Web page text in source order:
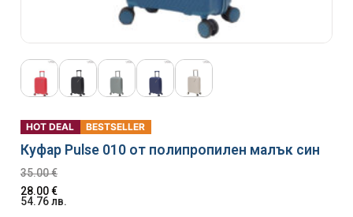
HOT DEAL BESTSELLER
Куфар Pulse 010 от полипропилен малък син
35.00€
28.00€
54.76лв.